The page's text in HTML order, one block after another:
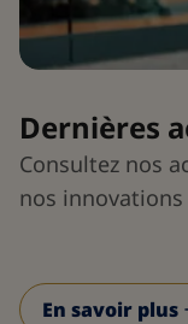
Dernières
Consultez nos
nos
En savoir plus